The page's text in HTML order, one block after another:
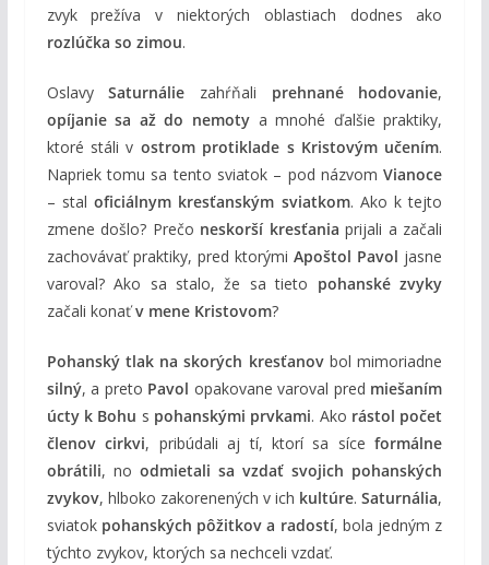
zvyk prežíva v niektorých oblastiach dodnes ako
rozlúčka so zimou.
OslavySaturnálie zahŕňali prehnané hodovanie,
opíjanie sa až do nemoty a mnohé ďalšie praktiky,
ktoré stáli v ostrom protiklade s Kristovým učením.
Napriek tomu sa tento sviatok – pod názvomVianoce
– staloficiálnym kresťanským sviatkom. Ako k tejto
zmene došlo? Prečo neskorší kresťania prijali a začali
zachovávať praktiky, pred ktorýmiApoštol Pavol jasne
varoval? Ako sa stalo, že sa tieto pohanské zvyky
začali konaťv mene Kristovom?
Pohanský tlak na skorých kresťanovbol mimoriadne
silný, a preto Pavol opakovane varoval pred miešaním
úcty k Bohu s pohanskými prvkami. Ako rástol počet
členov cirkvi, pribúdali aj tí, ktorí sa síceformálne
obrátili, no odmietali sa vzdať svojich pohanských
zvykov, hlboko zakorenených v ich kultúre.Saturnália,
sviatok pohanských pôžitkov a radostí, bola jedným z
týchto zvykov, ktorých sa nechceli vzdať.